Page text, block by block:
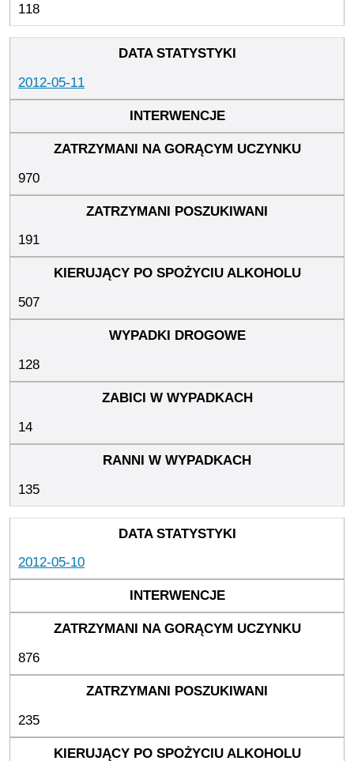
118
2012-05-11
970
191
507
128
14
135
2012-05-10
876
235